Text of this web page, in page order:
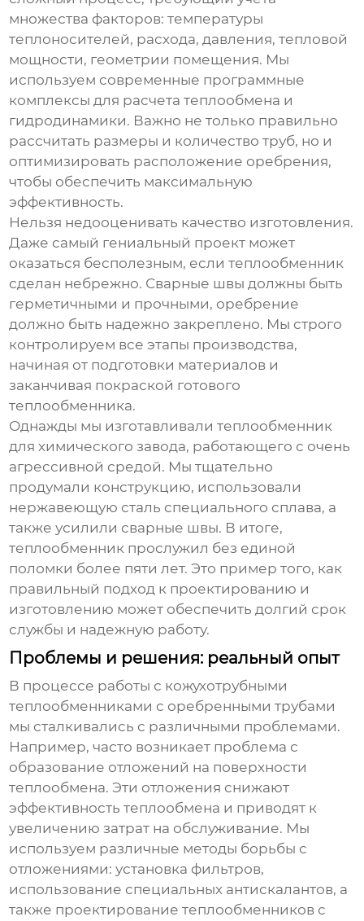
множества факторов: температуры
теплоносителей, расхода, давления, тепловой
мощности, геометрии помещения. Мы
используем современные программные
комплексы для расчета теплообмена и
гидродинамики. Важно не только правильно
рассчитать размеры и количество труб, но и
оптимизировать расположение оребрения,
чтобы обеспечить максимальную
эффективность.
Нельзя недооценивать качество изготовления.
Даже самый гениальный проект может
оказаться бесполезным, если теплообменник
сделан небрежно. Сварные швы должны быть
герметичными и прочными, оребрение
должно быть надежно закреплено. Мы строго
контролируем все этапы производства,
начиная от подготовки материалов и
заканчивая покраской готового
теплообменника.
Однажды мы изготавливали теплообменник
для химического завода, работающего с очень
агрессивной средой. Мы тщательно
продумали конструкцию, использовали
нержавеющую сталь специального сплава, а
также усилили сварные швы. В итоге,
теплообменник прослужил без единой
поломки более пяти лет. Это пример того, как
правильный подход к проектированию и
изготовлению может обеспечить долгий срок
службы и надежную работу.
Проблемы и решения: реальный опыт
В процессе работы с кожухотрубными
теплообменниками с оребренными трубами
мы сталкивались с различными проблемами.
Например, часто возникает проблема с
образование отложений на поверхности
теплообмена. Эти отложения снижают
эффективность теплообмена и приводят к
увеличению затрат на обслуживание. Мы
используем различные методы борьбы с
отложениями: установка фильтров,
использование специальных антискалантов, а
также проектирование теплообменников с